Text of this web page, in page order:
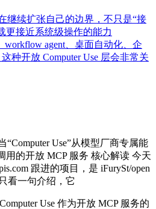
继续扩张自己的边界，不只是“接
更接近系统级操作的能力
workflow agent、桌面自动化、企
种开放 Computer Use 层会非常关
“Computer Use”从模型厂商专属能
用的开放 MCP 服务 核心解读 今天
跟进的项目，是 iFurySt/open
看一句介绍，它
Use 作为开放 MCP 服务的